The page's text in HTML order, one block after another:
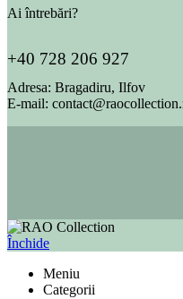
Ai întrebări?
+40 728 206 927
Adresa: Bragadiru, Ilfov
E-mail:
Închide
Meniu
Categorii